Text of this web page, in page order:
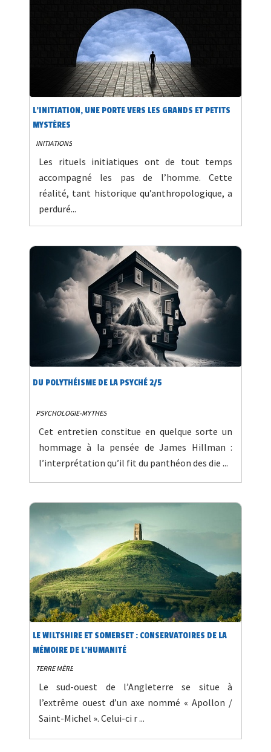
L’INITIATION, UNE PORTE VERS LES GRANDS ET PETITS
MYSTÈRES
INITIATIONS
Les rituels initiatiques ont de tout temps
accompagné les pas de l’homme. Cette
réalité, tant historique qu’anthropologique, a
perduré...
DU POLYTHÉISME DE LA PSYCHÉ 2/5
PSYCHOLOGIE-MYTHES
Cet entretien constitue en quelque sorte un
hommage à la pensée de James Hillman :
l’interprétation qu’il fit du panthéon des die ...
LE WILTSHIRE ET SOMERSET : CONSERVATOIRES DE LA
MÉMOIRE DE L'HUMANITÉ
TERRE MÈRE
Le sud-ouest de l’Angleterre se situe à
l’extrême ouest d’un axe nommé « Apollon /
Saint-Michel ». Celui-ci r ...